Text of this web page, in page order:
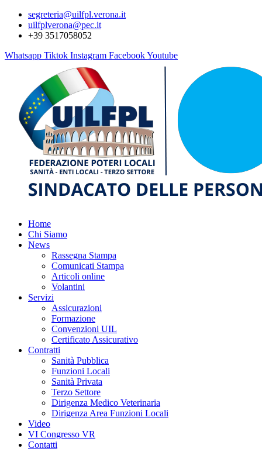
segreteria@uilfpl.verona.it
uilfplverona@pec.it
+39 3517058052
Whatsapp Tiktok Instagram FacebookYoutube
Home
Chi Siamo
News
Rassegna Stampa
Comunicati Stampa
Articoli online
Volantini
Servizi
Assicurazioni
Formazione
Convenzioni UIL
Certificato Assicurativo
Contratti
Sanità Pubblica
Funzioni Locali
Sanità Privata
Terzo Settore
Dirigenza Medico Veterinaria
Dirigenza Area Funzioni Locali
Video
VI Congresso VR
Contatti